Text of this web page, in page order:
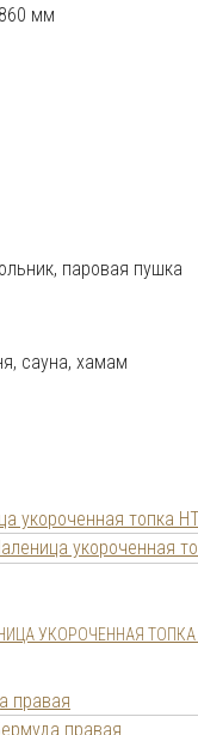
мм
паровая пушка
сауна, хамам
УКОРОЧЕННАЯ ТОПКА